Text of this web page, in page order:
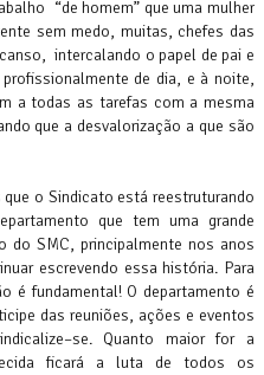
“de homem” que uma mulher
sem medo, muitas, chefes das
intercalando o papel de pai e
de dia, e à noite,
a todas as tarefas com a mesma
que a desvalorização a que são
o Sindicato está reestruturando
que tem uma grande
do SMC, principalmente nos anos
escrevendo essa história. Para
é fundamental! O departamento é
das reuniões, ações e eventos
Quanto maior for a
ficará a luta de todos os